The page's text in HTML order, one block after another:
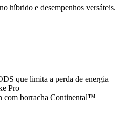
híbrido e desempenhos versáteis.
que limita a perda de energia
Pro
com borracha Continental™